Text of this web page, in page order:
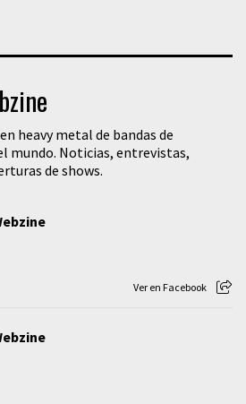
heavy metal de bandas de
mundo. Noticias, entrevistas,
de shows.
Ver en Facebook